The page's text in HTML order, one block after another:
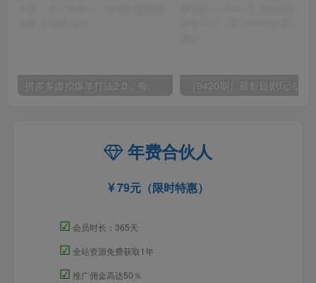
年费合伙人
79元（限时特惠）
☑ 会员时长：365天
☑ 全站资源免费获取1年
☑ 推广佣金高达50％